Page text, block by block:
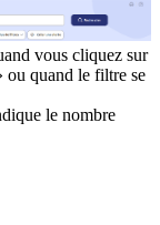
vous cliquez sur
quand le filtre se
le nombre